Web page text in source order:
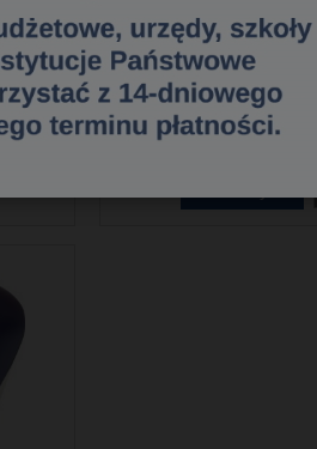
do
Folia laminacyjna
(100) GRAND
13,29 zł
10,80